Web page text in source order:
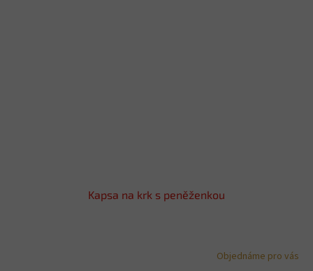
Kapsa na krk s peněženkou
Objednáme pro vás